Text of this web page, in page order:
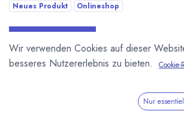
Neues Produkt
Onlineshop
Wir verwenden Cookies auf dieser
besseres Nutzererlebnis zu bieten.
Nur